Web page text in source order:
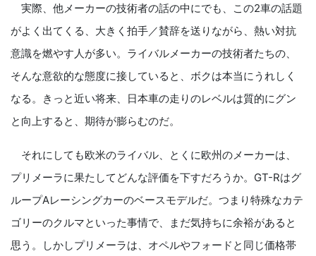
実際、他メーカーの技術者の話の中にでも、この2車の話題
がよく出てくる、大きく拍手／賛辞を送りながら、熱い対抗
意識を燃やす人が多い。ライバルメーカーの技術者たちの、
そんな意欲的な態度に接していると、ボクは本当にうれしく
なる。きっと近い将来、日本車の走りのレベルは質的にグン
と向上すると、期待が膨らむのだ。
それにしても欧米のライバル、とくに欧州のメーカーは、
プリメーラに果たしてどんな評価を下すだろうか。GT-Rはグ
ループAレーシングカーのベースモデルだ。つまり特殊なカテ
ゴリーのクルマといった事情で、まだ気持ちに余裕があると
思う。しかしプリメーラは、オペルやフォードと同じ価格帯